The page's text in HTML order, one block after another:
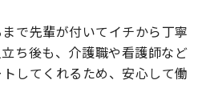
で先輩が付いてイチから丁寧
ち後も、介護職や看護師など
してくれるため、安心して働